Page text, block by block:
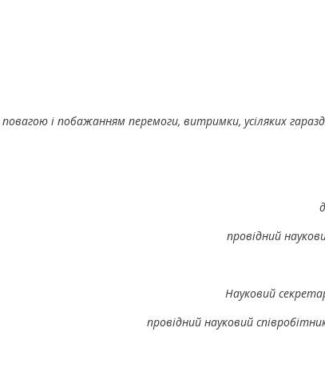
і побажанням перемоги, витримки, усіляких
провідний
Науковий
провідний науковий